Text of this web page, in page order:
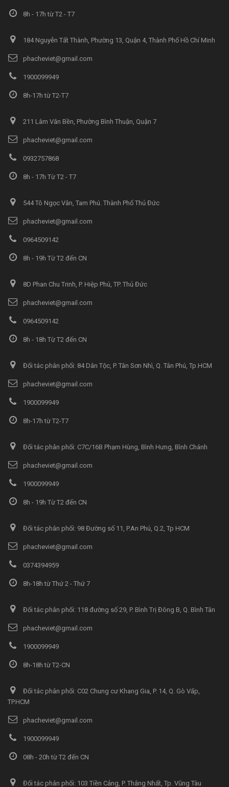
8h - 17h từ T2 - T7
184 Nguyễn Tất Thành, Phường 13, Quận 4, Thành Phố Hồ Chí Minh
phacheviet@gmail.com
1900099949
8h-17h từ T2-T7
211 Lâm Văn Bền, Phường Bình Thuận, Quận 7
phacheviet@gmail.com
0932757868
8h - 17h Từ T2 - T7
544 Tô Ngọc Vân, Tam Phú. Thành Phố Thủ Đức
phacheviet@gmail.com
0964509142
8h - 19h Từ T2 đến CN
8D Phan Chu Trinh, P. Hiệp Phú, TP. Thủ Đức
phacheviet@gmail.com
0964509142
8h - 18h Từ T2 đến CN
Đối tác phân phối: 84 Dân Tộc, P. Tân Sơn Nhì, Q. Tân Phú, Tp.HCM
phacheviet@gmail.com
1900099949
8h-17h từ T2-T7
Đối tác phân phối: C7C/16B Phạm Hùng, Bình Hưng, Bình Chánh
phacheviet@gmail.com
1900099949
8h - 19h Từ T2 đến CN
Đối tác phân phối: 98 Đường số 11, P.An Phú, Q.2, Tp HCM
phacheviet@gmail.com
0374394959
8h-18h từ Thứ 2 - Thứ 7
Đối tác phân phối: 118 đường số 29, P. Bình Trị Đông B, Q. Bình Tân
phacheviet@gmail.com
1900099949
8h-18h từ T2-CN
Đối tác phân phối: C02 Chung cư Khang Gia, P. 14, Q. Gò Vấp,
TP.HCM
phacheviet@gmail.com
1900099949
08h - 20h từ T2 đến CN
Đối tác phân phối: 103 Tiền Cảng, P. Thắng Nhất, Tp. Vũng Tàu